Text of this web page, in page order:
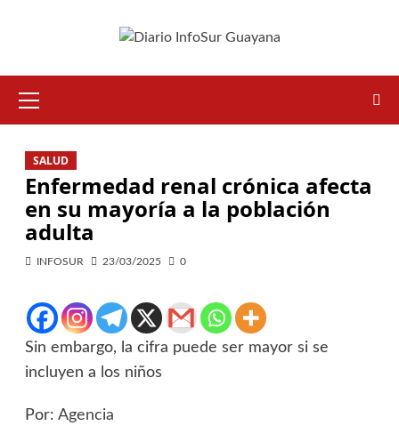
SALUD
Enfermedad renal crónica afecta
en su mayoría a la población
adulta
INFOSUR 23/03/2025 0
Sin embargo, la cifra puede ser mayor si se
incluyen a los niños
Por: Agencia